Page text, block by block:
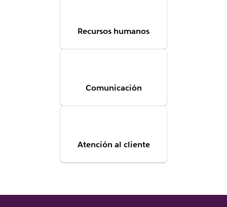
Recursos humanos
Comunicación
Atención al cliente